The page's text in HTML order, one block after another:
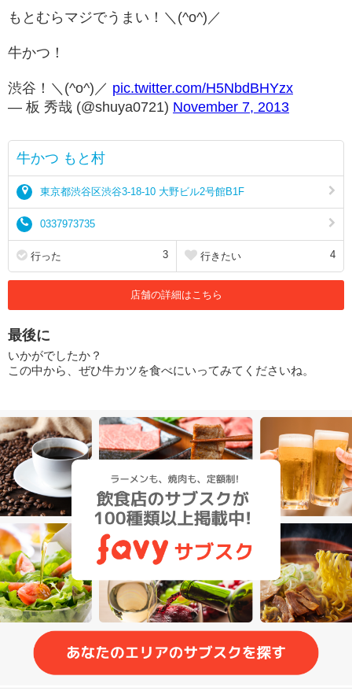
もとむらマジでうまい！＼(^o^)／
牛かつ！
渋谷！＼(^o^)／ pic.twitter.com/H5NbdBHYzx
— 板 秀哉 (@shuya0721) November 7, 2013
牛かつ もと村
東京都渋谷区渋谷3-18-10 大野ビル2号館B1F
0337973735
行った 3 行きたい 4
店舗の詳細はこちら
最後に
いかがでしたか？
この中から、ぜひ牛カツを食べにいってみてくださいね。